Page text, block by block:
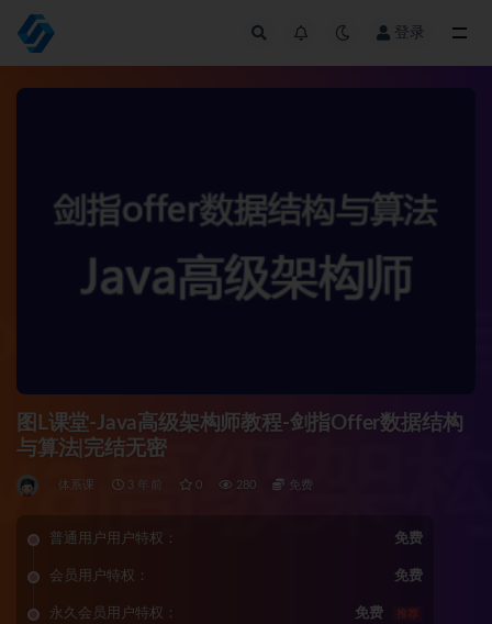
登录
图L课堂-Java高级架构师教程-剑指Offer数据结构
与算法|完结无密
体系课 3 年前 0 280 免费
普通用户用户特权： 免费
会员用户特权： 免费
永久会员用户特权： 免费 推荐